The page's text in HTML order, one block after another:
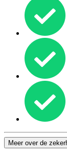
Meer over de